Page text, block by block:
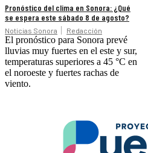
Pronóstico del clima en Sonora: ¿Qué
se espera este sábado 8 de agosto?
Noticias Sonora Redacción
El pronóstico para Sonora prevé
lluvias muy fuertes en el este y sur,
temperaturas superiores a 45 °C en
el noroeste y fuertes rachas de
viento.